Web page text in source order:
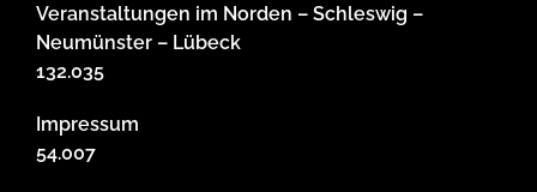
Veranstaltungen im Norden – Schleswig –
Neumünster – Lübeck
132.035
Impressum
54.007